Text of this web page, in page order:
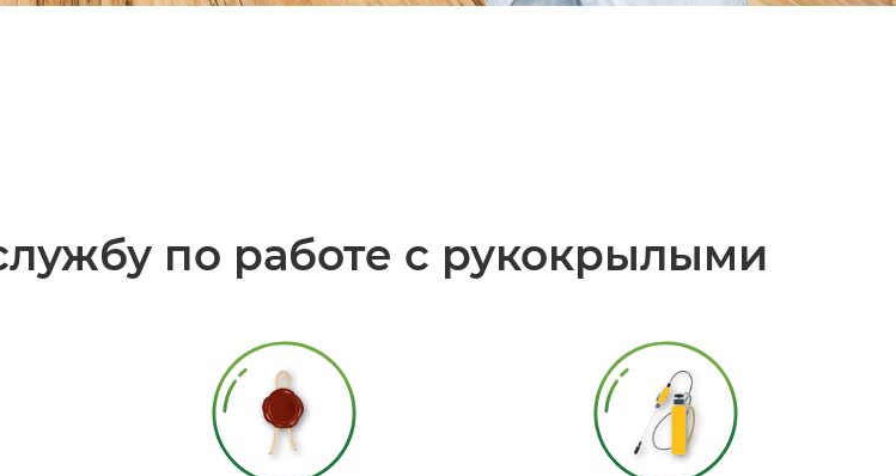
по работе с рукокрылыми